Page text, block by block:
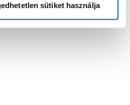
sütiket használja